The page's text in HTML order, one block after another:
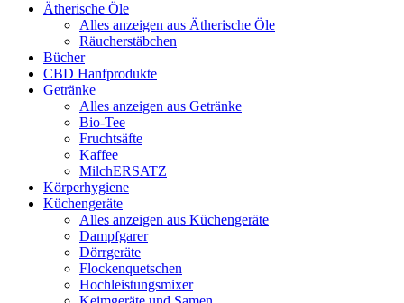
Ätherische Öle
Alles anzeigen aus Ätherische Öle
Räucherstäbchen
Bücher
CBD Hanfprodukte
Getränke
Alles anzeigen aus Getränke
Bio-Tee
Fruchtsäfte
Kaffee
MilchERSATZ
Körperhygiene
Küchengeräte
Alles anzeigen aus Küchengeräte
Dampfgarer
Dörrgeräte
Flockenquetschen
Hochleistungsmixer